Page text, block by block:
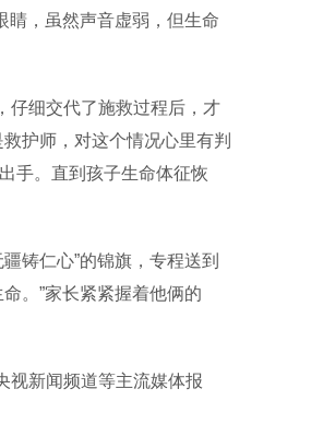
睛，虽然声音虚弱，但生命
细交代了施救过程后，才
护师，对这个情况心里有判
手。直到孩子生命体征恢
仁心”的锦旗，专程送到
。”家长紧紧握着他俩的
新闻频道等主流媒体报